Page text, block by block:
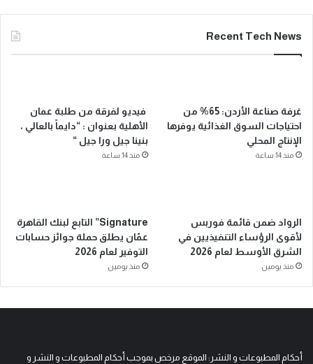
Recent Tech News
غرفة صناعة الأردن: 65% من
احتياجات السوق الغذائية يوفرها
الإنتاج المحلي
منذ 14 ساعة
فيديو لفرقة من طلبة عمان
الأهلية بعنوان : “دايماً بالعالي ،
بنينا جيل ورا جيل “
منذ 14 ساعة
الرواد ضمن قائمة فوربس
لأقوى الرؤساء التنفيذيين في
الشرق الأوسط لعام 2026
منذ يومين
Signature” التابع لبنك القاهرة
عمّان يطلق حملة جوائز حسابات
التوفير لعام 2026
منذ يومين
أحكام المطبوعات و النشر: الموقع مرخص بموجب أحكام المطبوعات و النشر و